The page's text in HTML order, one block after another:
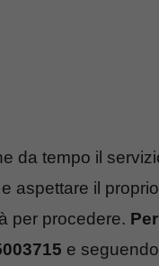
da tempo il
aspettare il
per procedere.
e